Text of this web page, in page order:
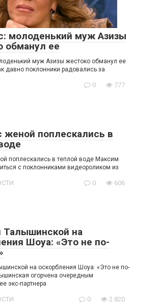
молоденький муж Азизы
обманул ее
муж Азизы жестоко обманул ее
давно поклонники радовались за
0 777
женой поплескались в
поплескались в теплой воде Максим
с поклонниками видеороликом из
0 606
Талышинской на
Шоуа: «Это не по-
на оскорбления Шоуа: «Это не по-
огорчена очередным
экс-партнера
0 2 820